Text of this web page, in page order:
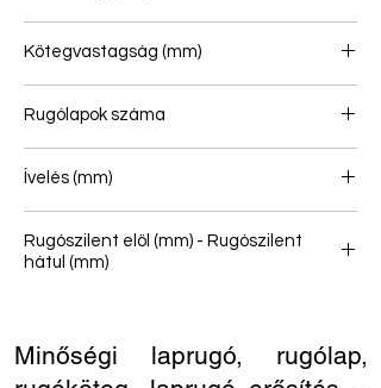
Kötegvastagság (mm)
Rugólapok száma
Ívelés (mm)
Rugószilent elöl (mm) - Rugószilent
hátul (mm)
Minőségi laprugó, rugólap,